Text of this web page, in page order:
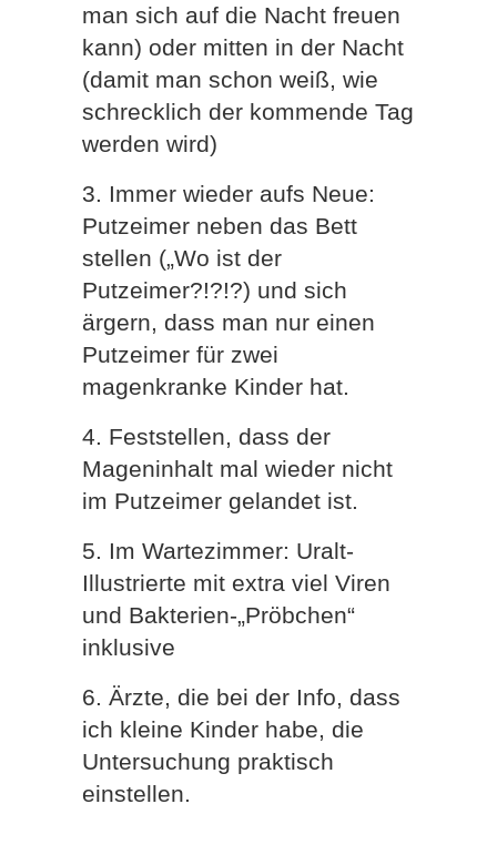
man sich auf die Nacht freuen
kann) oder mitten in der Nacht
(damit man schon weiß, wie
schrecklich der kommende Tag
werden wird)
3. Immer wieder aufs Neue:
Putzeimer neben das Bett
stellen („Wo ist der
Putzeimer?!?!?) und sich
ärgern, dass man nur einen
Putzeimer für zwei
magenkranke Kinder hat.
4. Feststellen, dass der
Mageninhalt mal wieder nicht
im Putzeimer gelandet ist.
5. Im Wartezimmer: Uralt-
Illustrierte mit extra viel Viren
und Bakterien-„Pröbchen“
inklusive
6. Ärzte, die bei der Info, dass
ich kleine Kinder habe, die
Untersuchung praktisch
einstellen.